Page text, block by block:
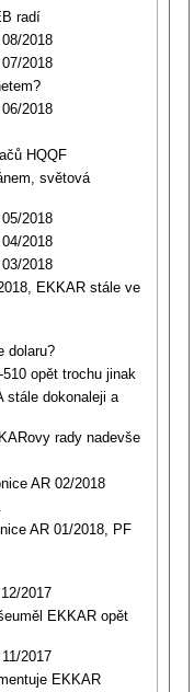
radí
2018
2018
2018
HQQF
světová
2018
2018
2018
EKKAR stále ve
dolaru?
opět trochu jinak
stále dokonaleji a
rady nadevše
AR 02/2018
AR 01/2018, PF
2017
EKKAR opět
2017
EKKAR